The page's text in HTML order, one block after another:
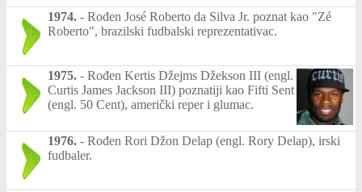
1974. - Rođen José Roberto da Silva Jr. poznat kao "Zé
Roberto", brazilski fudbalski reprezentativac.
1975. - Rođen Kertis Džejms Džekson III (engl.
Curtis James Jackson III) poznatiji kao Fifti Sent
(engl. 50 Cent), američki reper i glumac.
1976. - Rođen Rori Džon Delap (engl. Rory Delap), irski
fudbaler.